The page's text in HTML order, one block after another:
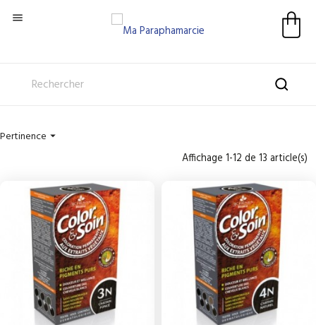

Pertinence 
Affichage 1-12 de 13 article(s)